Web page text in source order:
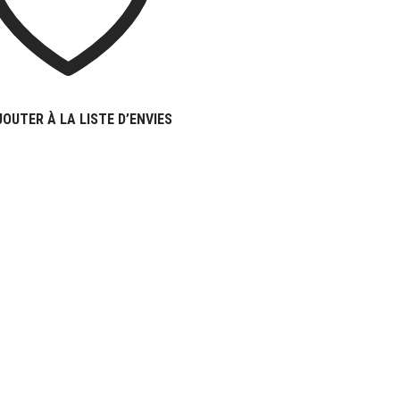
À LA LISTE D’ENVIES